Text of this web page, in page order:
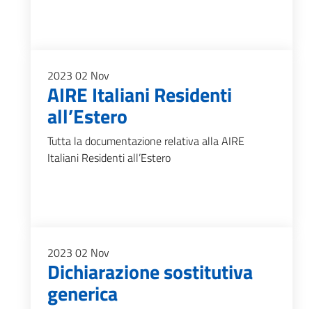
2023 02 Nov
AIRE Italiani Residenti
all’Estero
Tutta la documentazione relativa alla AIRE
Italiani Residenti all’Estero
2023 02 Nov
Dichiarazione sostitutiva
generica